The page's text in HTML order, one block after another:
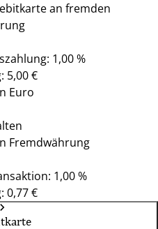
an fremden
1,00 %
5,00 €
Euro
Fremdwährung
1,00 %
0,77 €